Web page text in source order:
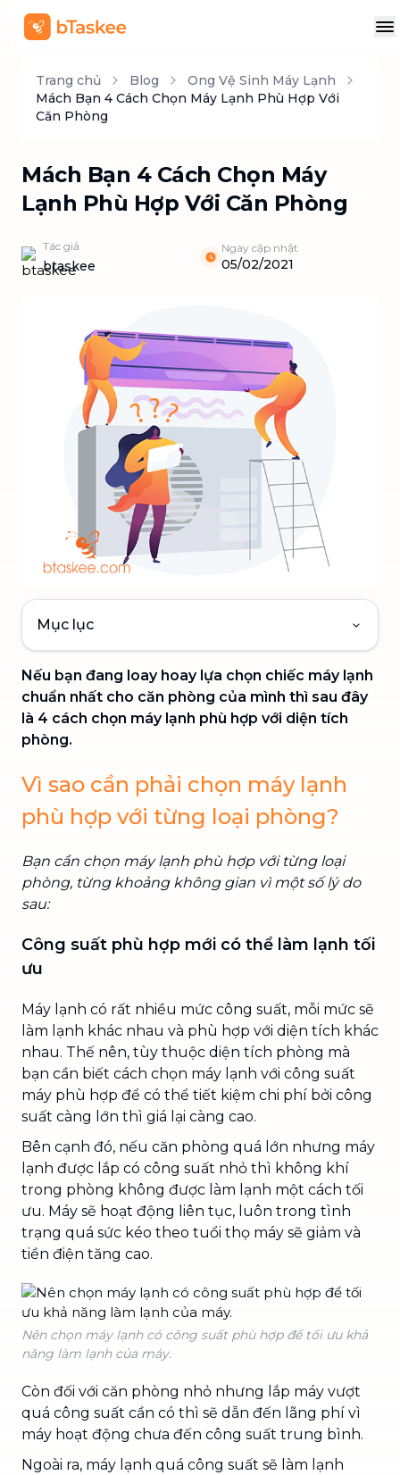
Trang chủ Blog
Ong Vệ Sinh Máy Lạnh
Mách Bạn 4 Cách Chọn Máy Lạnh Phù Hợp Với
Căn Phòng
Mách Bạn 4 Cách Chọn Máy
Lạnh Phù Hợp Với Căn Phòng
Tác giả
btaskee
Ngày cập nhật
05/02/2021
Mục lục
Nếu bạn đang loay hoay lựa chọn chiếc máy lạnh
chuẩn nhất cho căn phòng của mình thì sau đây
là 4 cách chọn máy lạnh phù hợp với diện tích
phòng.
Vì sao cần phải chọn máy lạnh
phù hợp với từng loại phòng?
Bạn cần chọn máy lạnh phù hợp với từng loại
phòng, từng khoảng không gian vì một số lý do
sau:
Công suất phù hợp mới có thể làm lạnh tối
ưu
Máy lạnh có rất nhiều mức công suất, mỗi mức sẽ
làm lạnh khác nhau và phù hợp với diện tích khác
nhau. Thế nên, tùy thuộc diện tích phòng mà
bạn cần biết cách chọn máy lạnh với công suất
máy phù hợp để có thể tiết kiệm chi phí bởi công
suất càng lớn thì giá lại càng cao.
Bên cạnh đó, nếu căn phòng quá lớn nhưng máy
lạnh được lắp có công suất nhỏ thì không khí
trong phòng không được làm lạnh một cách tối
ưu. Máy sẽ hoạt động liên tục, luôn trong tình
trạng quá sức kéo theo tuổi thọ máy sẽ giảm và
tiền điện tăng cao.
Nên chọn máy lạnh có công suất phù hợp để tối ưu khả
năng làm lạnh của máy.
Còn đối với căn phòng nhỏ nhưng lắp máy vượt
quá công suất cần có thì sẽ dẫn đến lãng phí vì
máy hoạt động chưa đến công suất trung bình.
Ngoài ra, máy lạnh quá công suất sẽ làm lạnh